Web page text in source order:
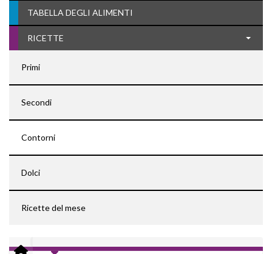
TABELLA DEGLI ALIMENTI
RICETTE
Primi
Secondi
Contorni
Dolci
Ricette del mese